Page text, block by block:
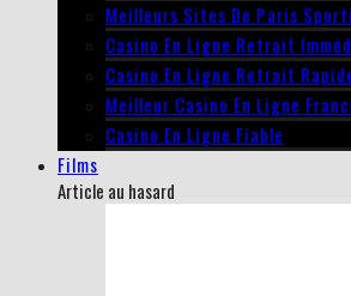
Meilleurs Sites De Paris
Casino En Ligne Retrait
Casino En Ligne Retrait
Meilleur Casino En Ligne
Casino En Ligne Fiable
Films
Article au hasard